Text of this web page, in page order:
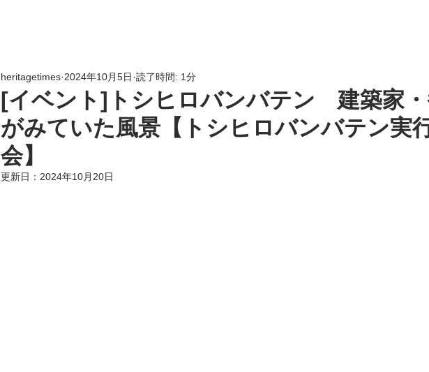
[イベント]トシヒロバンバテン 建築家・
がみていた風景【トシヒロバンバテン実
会】
heritagetimes 2024年10月5日 読了時間: 1分
更新日： 2024年10月20日